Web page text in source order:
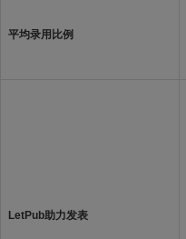
平均录用比例
LetPub助力发表